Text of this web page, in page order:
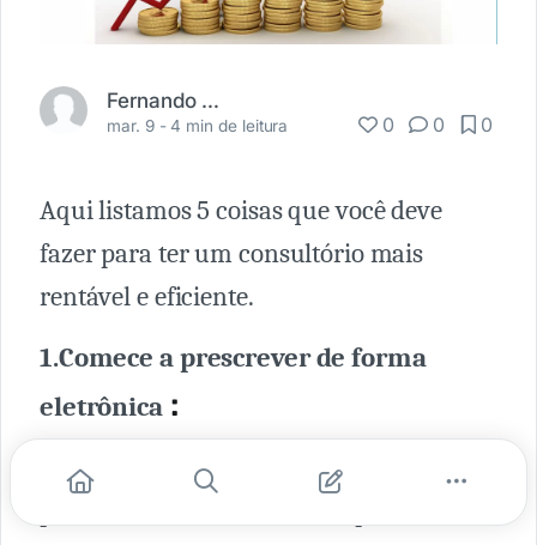
Fernando Carbonieri
mar. 9 -4 min de leitura 0 0 0
Aqui listamos 5 coisas que você deve
fazer para ter um consultório mais
rentável e eficiente.
1.Comece a prescrever de forma
eletrônica:
Para utilizar esse método você não